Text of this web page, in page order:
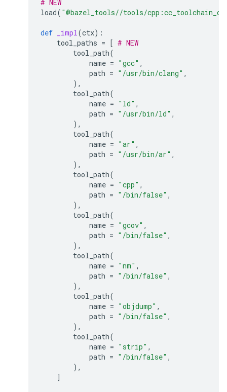
# NEW
load( "@bazel_tools//tools/
def _impl(ctx):
tool_paths = [ # NEW
tool_path(
name = "gcc" ,
path = "/usr/bin/clang" ,
),
tool_path(
name = "ld" ,
path = "/usr/bin/ld" ,
),
tool_path(
name = "ar" ,
path = "/usr/bin/ar" ,
),
tool_path(
name = "cpp" ,
path = "/bin/false" ,
),
tool_path(
name = "gcov" ,
path = "/bin/false" ,
),
tool_path(
name = "nm" ,
path = "/bin/false" ,
),
tool_path(
name = "objdump" ,
path = "/bin/false" ,
),
tool_path(
name = "strip" ,
path = "/bin/false" ,
),
]